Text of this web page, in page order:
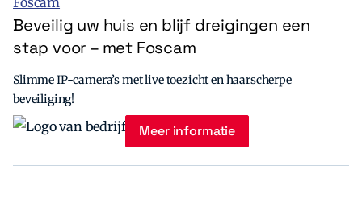
Beveilig uw huis en blijf dreigingen een
stap voor – met Foscam
Slimme IP-camera’s met live toezicht en haarscherpe
beveiliging!
Meer informatie